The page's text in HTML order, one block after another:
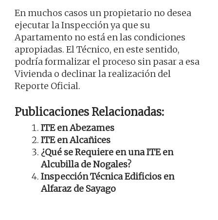
En muchos casos un propietario no desea
ejecutar la Inspección ya que su
Apartamento no está en las condiciones
apropiadas. El Técnico, en este sentido,
podría formalizar el proceso sin pasar a esa
Vivienda o declinar la realización del
Reporte Oficial.
Publicaciones Relacionadas:
ITE en Abezames
ITE en Alcañices
¿Qué se Requiere en una ITE en
Alcubilla de Nogales?
Inspección Técnica Edificios en
Alfaraz de Sayago